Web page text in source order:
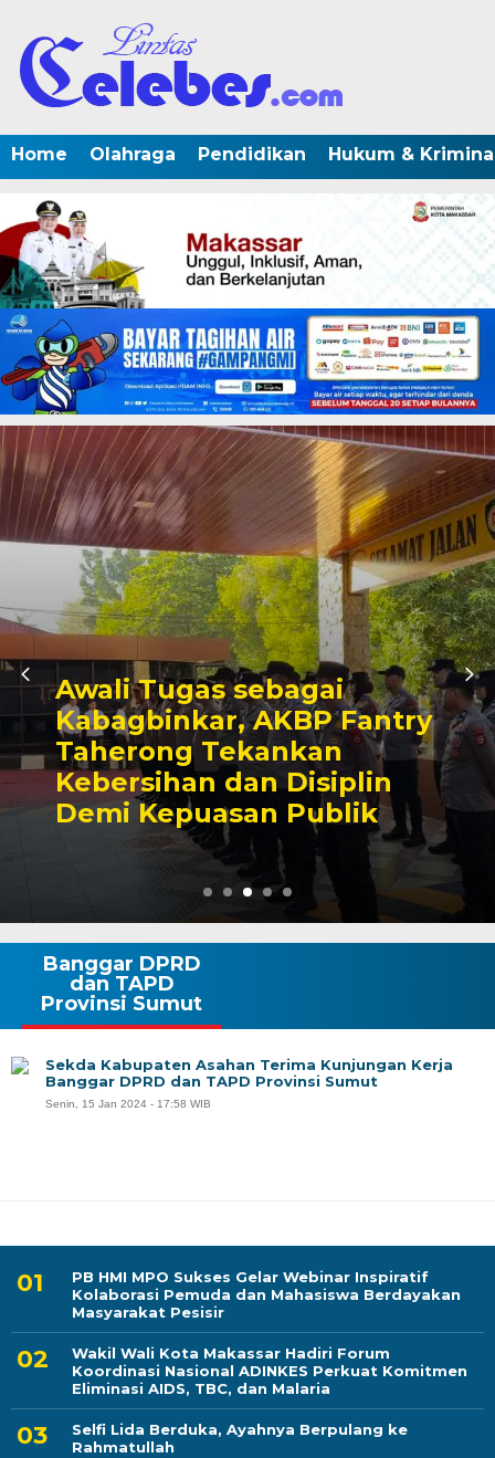
Home Olahraga Pendidikan Hukum &
Awali Tugas sebagai
Kabagbinkar, AKBP Fantry
Taherong Tekankan
Kebersihan dan Disiplin
Demi Kepuasan Publik
PB HMI MPO Sukses Gelar Webinar Inspiratif
Kolaborasi Pemuda dan Mahasiswa Berdayakan
Masyarakat Pesisir
Wakil Wali Kota Makassar Hadiri Forum
Koordinasi Nasional ADINKES Perkuat Komitmen
Eliminasi AIDS, TBC, dan Malaria
Selfi Lida Berduka, Ayahnya Berpulang ke
Rahmatullah
Banggar DPRD
dan TAPD
Provinsi Sumut
Sekda Kabupaten Asahan Terima Kunjungan Kerja
Banggar DPRD dan TAPD Provinsi Sumut
Senin, 15 Jan 2024 - 17:58 WIB